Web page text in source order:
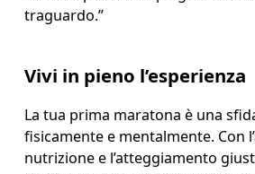
traguardo.”
Vivi in pieno l’esperienza
La tua prima maratona è una
fisicamente e mentalmente. Con
nutrizione e l’atteggiamento